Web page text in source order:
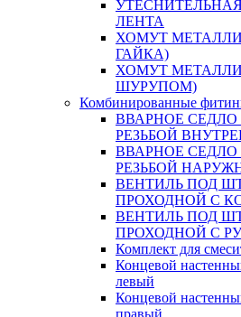
ЛЕНТА
ХОМУТ
ГАЙКА)
ХОМУТ
ШУРУПОМ)
Комбинированные
ВВАРНОЕ
РЕЗЬБОЙ
ВВАРНОЕ
РЕЗЬБОЙ
ВЕНТИЛЬ ПОД
ПРОХОДНОЙ С
ВЕНТИЛЬ ПОД
ПРОХОДНОЙ С
Комплект для
Концевой
левый
Концевой
правый